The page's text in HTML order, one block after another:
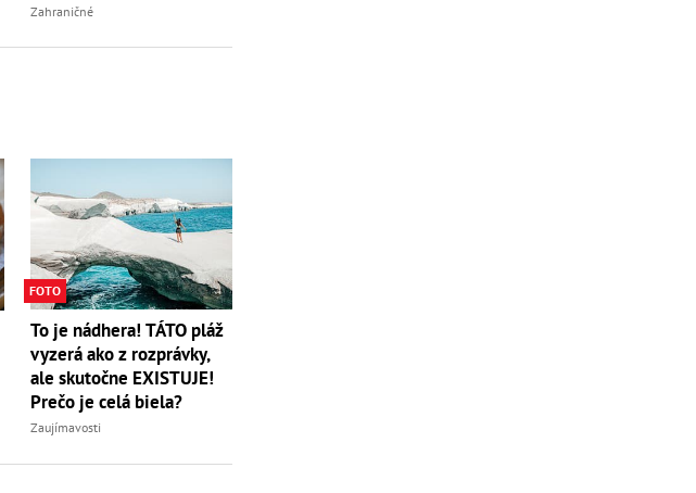
Zahraničné
FOTO
To je nádhera! TÁTO pláž
vyzerá ako z rozprávky,
ale skutočne EXISTUJE!
Prečo je celá biela?
Zaujímavosti